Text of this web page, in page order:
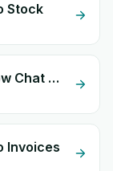
Stock
Oscario Express + eGrow Chat Widget
Invoices